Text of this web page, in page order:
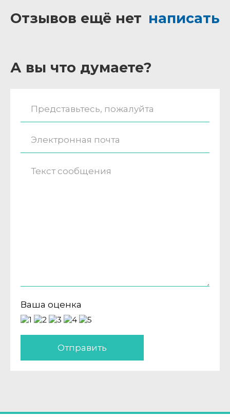
Отзывов ещё нет написать
А вы что думаете?
Ваша оценка
Отправить